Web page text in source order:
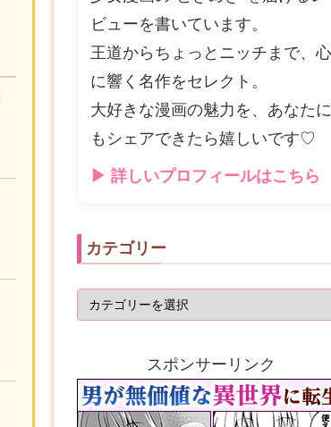
ビューを書いています。
王道からちょっとニッチまで、心
に響く名作をセレクト。
大好きな漫画の魅力を、あなたに
もシェアできたら嬉しいです♡
▶ 詳しいプロフィールはこちら
カテゴリー
スポンサーリンク